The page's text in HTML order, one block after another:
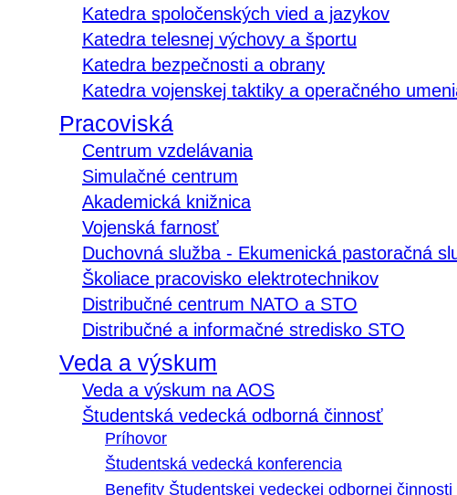
Katedra spoločenských vied a jazykov
Katedra telesnej výchovy a športu
Katedra bezpečnosti a obrany
Katedra vojenskej taktiky a operačného
Pracoviská
Centrum vzdelávania
Simulačné centrum
Akademická knižnica
Vojenská farnosť
Duchovná služba - Ekumenická pastoračná
Školiace pracovisko elektrotechnikov
Distribučné centrum NATO a STO
Distribučné a informačné stredisko STO
Veda a výskum
Veda a výskum na AOS
Študentská vedecká odborná činnosť
Príhovor
Študentská vedecká konferencia
Benefity Študentskej vedeckej odbornej činnosti